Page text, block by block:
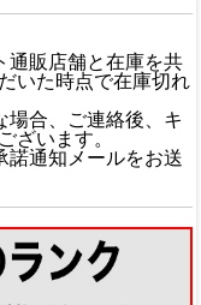
通販店舗と在庫を共
いた時点で在庫切れ
場合、ご連絡後、キ
ざいます。
諾通知メールをお送